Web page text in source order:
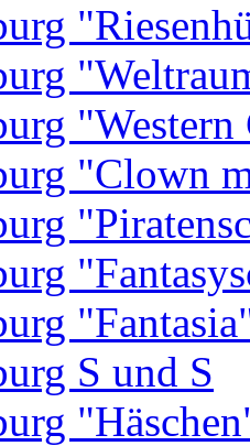
"Clown
S und S